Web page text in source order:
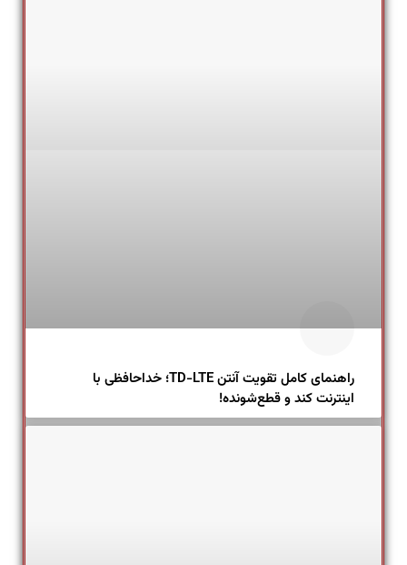
راهنمای کامل تقویت آنتن TD-LTE؛ خداحافظی با
اینترنت کند و قطع‌شونده!